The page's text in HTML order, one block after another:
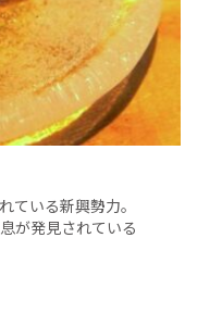
ている新興勢力。
が発見されている